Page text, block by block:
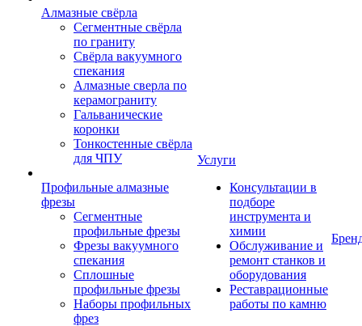
Алмазные свёрла
Сегментные свёрла
по граниту
Свёрла вакуумного
спекания
Алмазные сверла по
керамограниту
Гальванические
коронки
Тонкостенные свёрла
для ЧПУ
Профильные алмазные
фрезы
Сегментные
профильные фрезы
Фрезы вакуумного
спекания
Сплошные
профильные фрезы
Наборы профильных
фрез
Услуги
Консультации в
подборе
инструмента и
химии
Обслуживание и
ремонт станков и
оборудования
Реставрационные
работы по камню